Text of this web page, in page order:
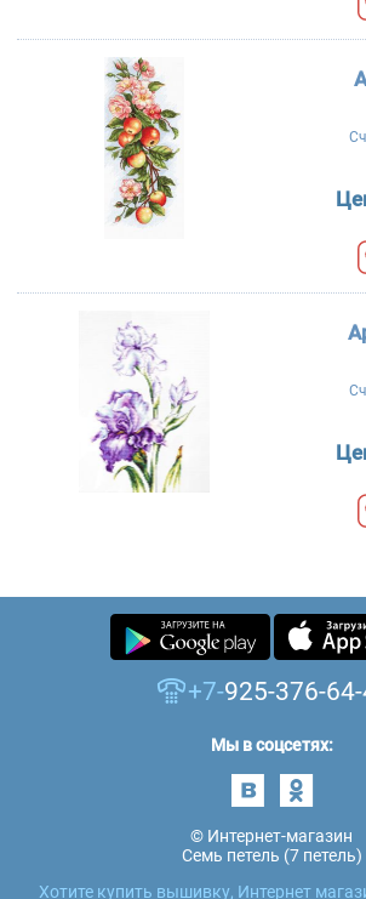
+7-925-376-
Мы в соцсетях:
© Интернет-магазин
Семь петель (7 петель)
Хотите купить вышивку, Интернет